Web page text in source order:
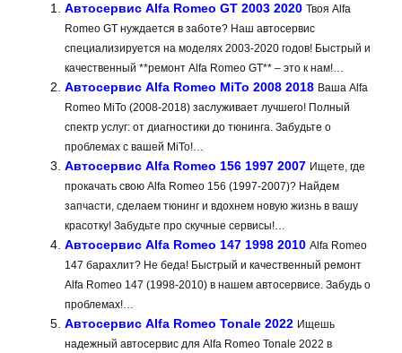
Автосервис Alfa Romeo GT 2003 2020 Твоя Alfa
Romeo GT нуждается в заботе? Наш автосервис
специализируется на моделях 2003-2020 годов! Быстрый и
качественный **ремонт Alfa Romeo GT** – это к нам!…
Автосервис Alfa Romeo MiTo 2008 2018 Ваша Alfa
Romeo MiTo (2008-2018) заслуживает лучшего! Полный
спектр услуг: от диагностики до тюнинга. Забудьте о
проблемах с вашей MiTo!…
Автосервис Alfa Romeo 156 1997 2007 Ищете, где
прокачать свою Alfa Romeo 156 (1997-2007)? Найдем
запчасти, сделаем тюнинг и вдохнем новую жизнь в вашу
красотку! Забудьте про скучные сервисы!…
Автосервис Alfa Romeo 147 1998 2010 Alfa Romeo
147 барахлит? Не беда! Быстрый и качественный ремонт
Alfa Romeo 147 (1998-2010) в нашем автосервисе. Забудь о
проблемах!…
Автосервис Alfa Romeo Tonale 2022 Ищешь
надежный автосервис для Alfa Romeo Tonale 2022 в